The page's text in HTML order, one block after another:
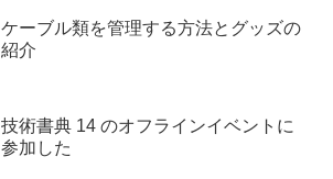
ケーブル類を管理する方法とグッズの
紹介
技術書典 14 のオフラインイベントに
参加した